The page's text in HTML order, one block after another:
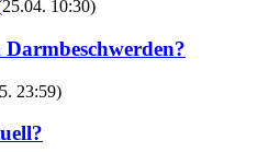
10:30)
23:59)